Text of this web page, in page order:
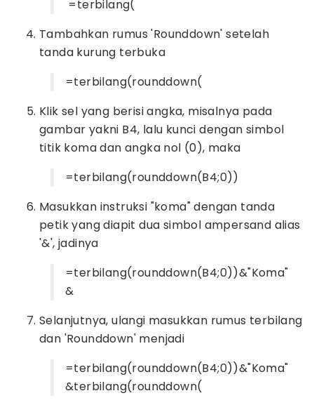
=terbilang(
Tambahkan rumus 'Rounddown' setelah
tanda kurung terbuka
=terbilang(rounddown(
Klik sel yang berisi angka, misalnya pada
gambar yakni B4, lalu kunci dengan simbol
titik koma dan angka nol (0), maka
=terbilang(rounddown(B4;0))
Masukkan instruksi "koma" dengan tanda
petik yang diapit dua simbol ampersand alias
'&', jadinya
=terbilang(rounddown(B4;0))&"Koma"
&
Selanjutnya, ulangi masukkan rumus terbilang
dan 'Rounddown' menjadi
=terbilang(rounddown(B4;0))&"Koma"
&terbilang(rounddown(